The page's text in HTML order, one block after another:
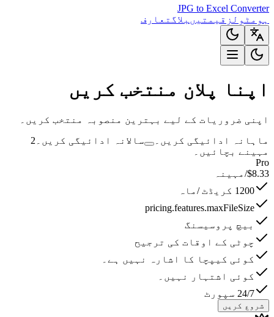
JPG to Excel Converter
ہوم ٹولز قیمتیں بلاگ تعارف
اپنا پلان منتخب کریں
اپنی ضروریات کے لیے بہترین منصوبہ منتخب کریں۔
ماہانہ ادائیگی کریں۔
سالانہ ادائیگی کریں۔ 2
مہینے بچائیں۔
Pro
$8.33 /مہینہ
1200 کریڈٹ /ماہ
pricing.features.maxFileSize
بیچ پروسیسنگ
چوٹی کے اوقات کی ترجیح
کوئی کیپچا کا اشارہ نہیں ہے۔
کوئی اشتہار نہیں۔
24/7 سپورٹ
شروع کریں